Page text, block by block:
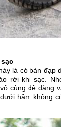
là có bàn đạp
rời khi sạc.
cùng dễ dàng
hầm không